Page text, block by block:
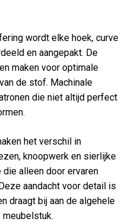
wordt elke hoek, curve
en aangepakt. De
maken voor optimale
de stof. Machinale
die niet altijd perfect
het verschil in
knoopwerk en sierlijke
alleen door ervaren
aandacht voor detail is
draagt bij aan de algehele